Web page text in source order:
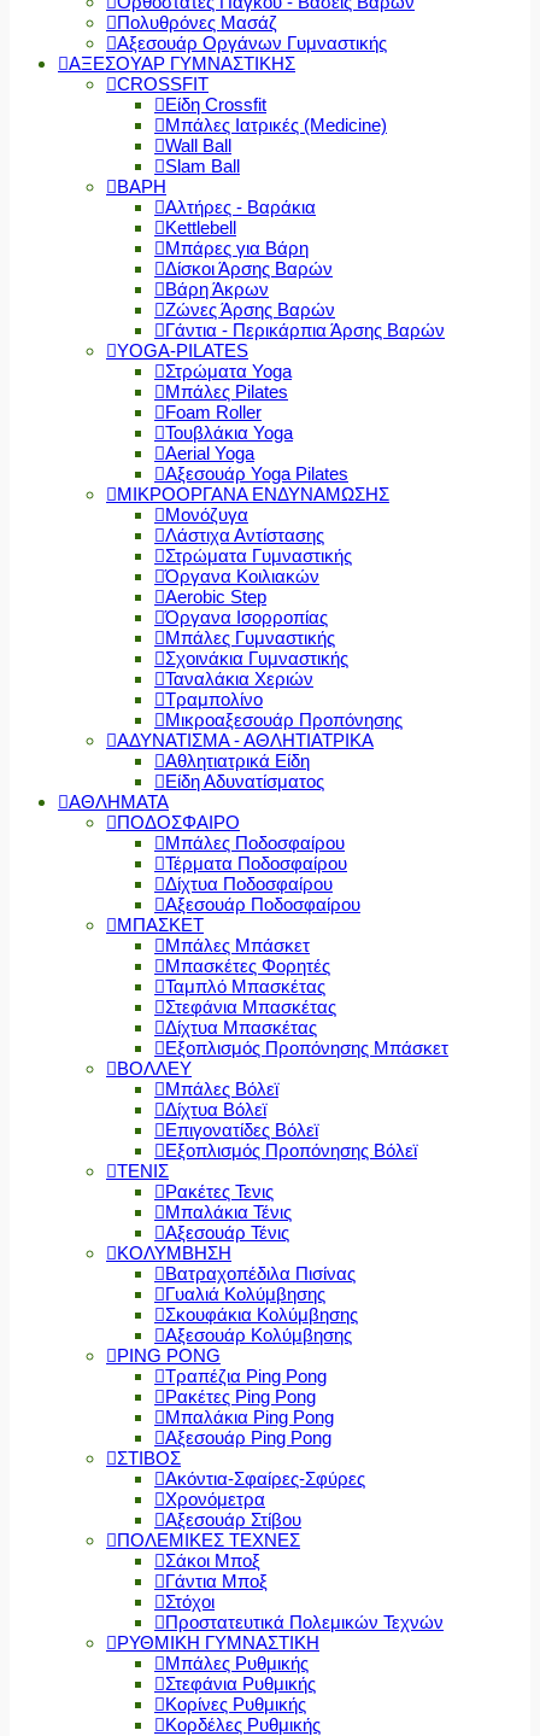
Πολυθρόνες Μασάζ
Αξεσουάρ Οργάνων Γυμναστικής
ΑΞΕΣΟΥΑΡ ΓΥΜΝΑΣΤΙΚΗΣ
CROSSFIT
Είδη Crossfit
Μπάλες Ιατρικές (Medicine)
Wall Ball
Slam Ball
ΒΑΡΗ
Αλτήρες - Βαράκια
Kettlebell
Μπάρες για Βάρη
Δίσκοι Άρσης Βαρών
Βάρη Άκρων
Ζώνες Άρσης Βαρών
Γάντια - Περικάρπια Άρσης Βαρών
YOGA-PILATES
Στρώματα Yoga
Μπάλες Pilates
Foam Roller
Τουβλάκια Yoga
Aerial Yoga
Αξεσουάρ Yoga Pilates
ΜΙΚΡΟΟΡΓΑΝΑ ΕΝΔΥΝΑΜΩΣΗΣ
Μονόζυγα
Λάστιχα Αντίστασης
Στρώματα Γυμναστικής
Όργανα Κοιλιακών
Aerobic Step
Όργανα Ισορροπίας
Μπάλες Γυμναστικής
Σχοινάκια Γυμναστικής
Ταναλάκια Χεριών
Τραμπολίνο
Μικροαξεσουάρ Προπόνησης
ΑΔΥΝΑΤΙΣΜΑ - ΑΘΛΗΤΙΑΤΡΙΚΑ
Αθλητιατρικά Είδη
Είδη Αδυνατίσματος
ΑΘΛΗΜΑΤΑ
ΠΟΔΟΣΦΑΙΡΟ
Μπάλες Ποδοσφαίρου
Τέρματα Ποδοσφαίρου
Δίχτυα Ποδοσφαίρου
Αξεσουάρ Ποδοσφαίρου
ΜΠΑΣΚΕΤ
Μπάλες Μπάσκετ
Μπασκέτες Φορητές
Ταμπλό Μπασκέτας
Στεφάνια Μπασκέτας
Δίχτυα Μπασκέτας
Εξοπλισμός Προπόνησης Μπάσκετ
ΒΟΛΛΕΥ
Μπάλες Βόλεϊ
Δίχτυα Βόλεϊ
Επιγονατίδες Βόλεϊ
Εξοπλισμός Προπόνησης Βόλεϊ
ΤΕΝΙΣ
Ρακέτες Τενις
Μπαλάκια Τένις
Αξεσουάρ Τένις
ΚΟΛΥΜΒΗΣΗ
Βατραχοπέδιλα Πισίνας
Γυαλιά Κολύμβησης
Σκουφάκια Κολύμβησης
Αξεσουάρ Κολύμβησης
PING PONG
Τραπέζια Ping Pong
Ρακέτες Ping Pong
Μπαλάκια Ping Pong
Αξεσουάρ Ping Pong
ΣΤΙΒΟΣ
Ακόντια-Σφαίρες-Σφύρες
Χρονόμετρα
Αξεσουάρ Στίβου
ΠΟΛΕΜΙΚΕΣ ΤΕΧΝΕΣ
Σάκοι Μποξ
Γάντια Μποξ
Στόχοι
Προστατευτικά Πολεμικών Τεχνών
ΡΥΘΜΙΚΗ ΓΥΜΝΑΣΤΙΚΗ
Μπάλες Ρυθμικής
Στεφάνια Ρυθμικής
Κορίνες Ρυθμικής
Κορδέλες Ρυθμικής